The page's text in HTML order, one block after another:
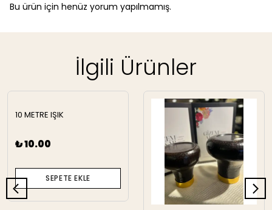
Bu ürün için henüz yorum yapılmamış.
İlgili Ürünler
10 METRE IŞIK
₺ 10.00
SEPETE EKLE